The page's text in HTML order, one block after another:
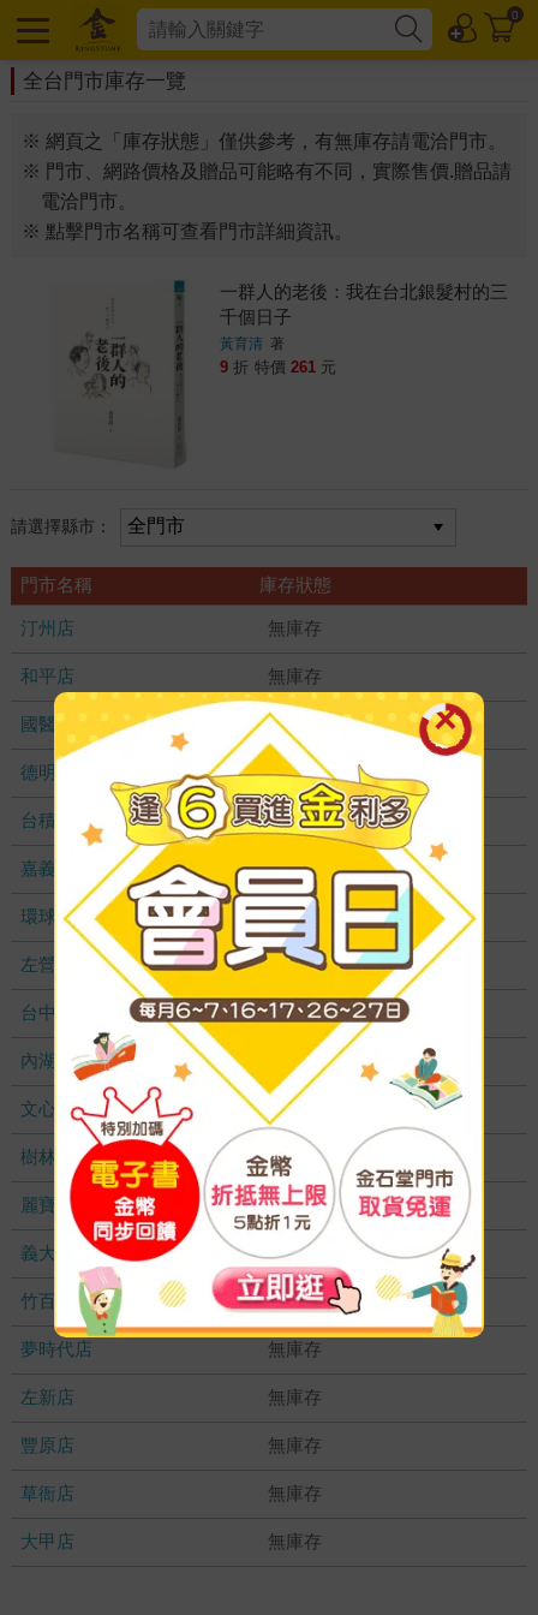
0
全台門市庫存一覽
※ 網頁之「庫存狀態」僅供參考，有無庫存請電洽門市。
※ 門市、網路價格及贈品可能略有不同，實際售價.贈品請
電洽門市。
※ 點擊門市名稱可查看門市詳細資訊。
一群人的老後：我在台北銀髮村的三
千個日子
黃育清 著
9 折 特價 261 元
請選擇縣市：
門市名稱 庫存狀態
汀州店 無庫存
和平店 無庫存
國醫加盟店 無庫存
德明加盟店 無庫存
台積店 無庫存
嘉義耐斯店 無庫存
環球店 無庫存
左營店 無庫存
台中秀泰店 無庫存
內湖大潤發 無庫存
文心店 無庫存
樹林店 無庫存
麗寶店 無庫存
義大店 無庫存
竹百店 無庫存
夢時代店 無庫存
左新店 無庫存
豐原店 無庫存
草衙店 無庫存
大甲店 無庫存